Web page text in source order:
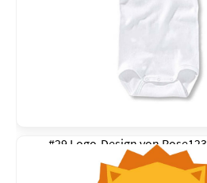
#29 Logo-Design vonRose123